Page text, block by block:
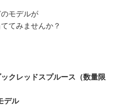
モデルが
てみませんか？
クレッドスプルース（数量限
デル